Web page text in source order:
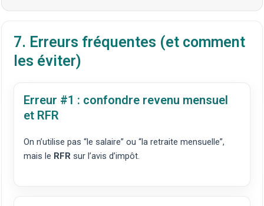
7. Erreurs fréquentes (et comment
les éviter)
Erreur #1 : confondre revenu mensuel
et RFR
On n’utilise pas “le salaire” ou “la retraite mensuelle”,
mais le RFR sur l’avis d’impôt.